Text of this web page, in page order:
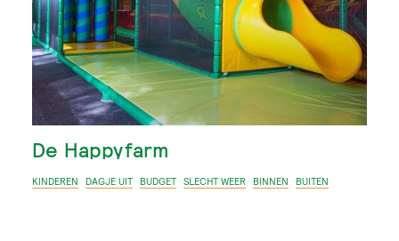
De Happyfarm
KINDEREN DAGJE UIT BUDGET SLECHT WEER BINNEN BUITEN